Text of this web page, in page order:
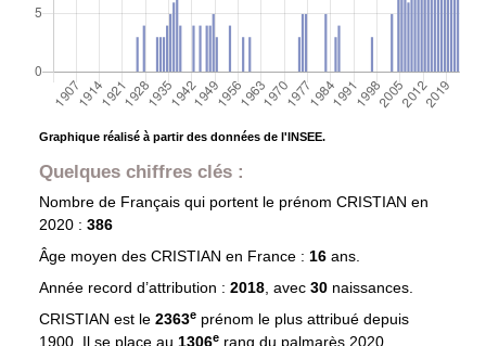
Graphique réalisé à partir des données de l'INSEE.
Quelques chiffres clés :
Nombre de Français qui portent le prénom CRISTIAN en
2020 : 386
Âge moyen des CRISTIAN en France : 16 ans.
Année record d’attribution : 2018, avec 30 naissances.
CRISTIAN est le 2363eprénom le plus attribué depuis
1900. Il se place au 1306e rang du palmarès 2020.